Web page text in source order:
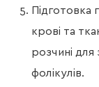
Підготовка
крові та
розчині
фолікулів.